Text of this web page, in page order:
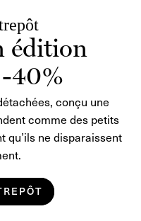
édition
40%
conçu une
comme des petits
ne disparaissent